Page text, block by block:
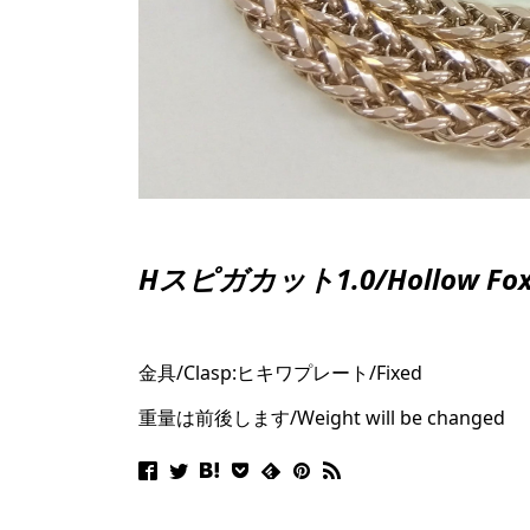
Hスピガカット1.0/Hollow
金具/Clasp:ヒキワプレート/Fixed
重量は前後します/Weight will be changed